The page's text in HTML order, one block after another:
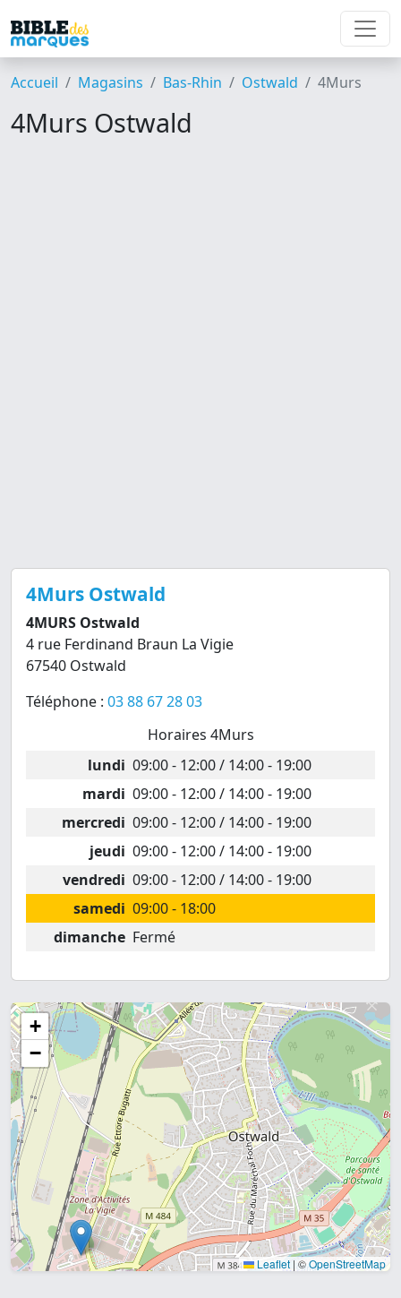
Accueil Magasins Bas-Rhin Ostwald 4Murs
4Murs Ostwald
4Murs Ostwald
4MURS Ostwald
4 rue Ferdinand Braun La Vigie
67540 Ostwald
Téléphone : 03 88 67 28 03
Horaires 4Murs
lundi 09:00 - 12:00 / 14:00 - 19:00
mardi 09:00 - 12:00 / 14:00 - 19:00
mercredi 09:00 - 12:00 / 14:00 - 19:00
jeudi 09:00 - 12:00 / 14:00 - 19:00
vendredi 09:00 - 12:00 / 14:00 - 19:00
samedi 09:00 - 18:00
dimanche Fermé
+
−
Leaflet |©OpenStreetMap